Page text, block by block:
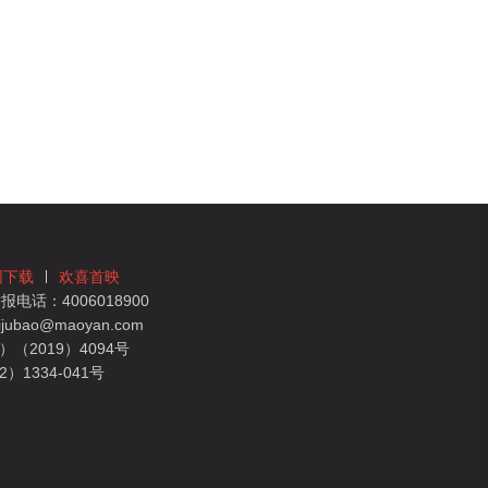
下载
欢喜首映
电话：4006018900
（2019）4094号
）1334-041号